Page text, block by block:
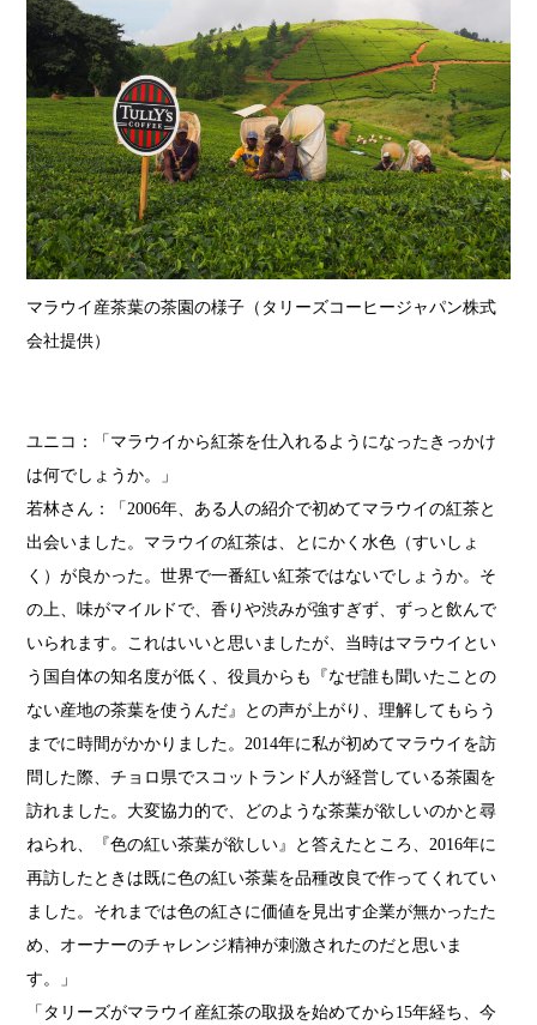
マラウイ産茶葉の茶園の様子（タリーズコーヒージャパン株式
会社提供）
ユニコ：「マラウイから紅茶を仕入れるようになったきっかけ
は何でしょうか。」
若林さん：「2006年、ある人の紹介で初めてマラウイの紅茶と
出会いました。マラウイの紅茶は、とにかく水色（すいしょ
く）が良かった。世界で一番紅い紅茶ではないでしょうか。そ
の上、味がマイルドで、香りや渋みが強すぎず、ずっと飲んで
いられます。これはいいと思いましたが、当時はマラウイとい
う国自体の知名度が低く、役員からも『なぜ誰も聞いたことの
ない産地の茶葉を使うんだ』との声が上がり、理解してもらう
までに時間がかかりました。2014年に私が初めてマラウイを訪
問した際、チョロ県でスコットランド人が経営している茶園を
訪れました。大変協力的で、どのような茶葉が欲しいのかと尋
ねられ、『色の紅い茶葉が欲しい』と答えたところ、2016年に
再訪したときは既に色の紅い茶葉を品種改良で作ってくれてい
ました。それまでは色の紅さに価値を見出す企業が無かったた
め、オーナーのチャレンジ精神が刺激されたのだと思いま
す。」
「タリーズがマラウイ産紅茶の取扱を始めてから15年経ち、今